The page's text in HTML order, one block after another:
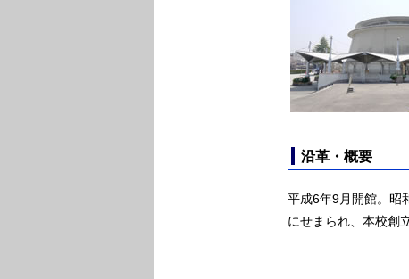
沿革・概要
平成6年9月開館。昭
にせまられ、本校創